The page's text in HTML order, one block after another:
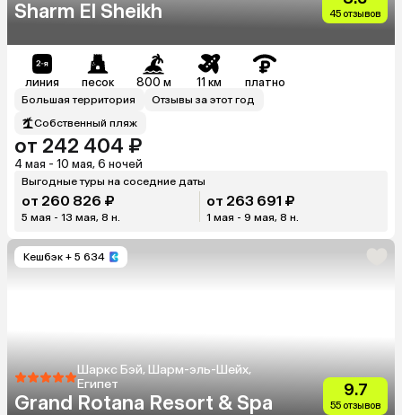
Sharm El Sheikh 45 отзывов
линия песок 800 м 11 км платно
Большая территория
Отзывы за этот год
Собственный пляж
от 242 404 ₽
4 мая - 10 мая, 6 ночей
Выгодные туры на соседние даты
от 260 826 ₽
5 мая - 13 мая, 8 н.
от 263 691 ₽
1 мая - 9 мая, 8 н.
Кешбэк + 5 634
Шаркс Бэй, Шарм-эль-Шейх,
Египет
Grand Rotana Resort & Spa
9.7
55 отзывов